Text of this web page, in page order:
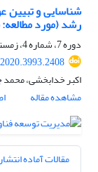
شناسایی و تبیین
رشد (مورد
دوره 7، شماره 4، زمستان 1398، صفحه
اکبر خدابخشی،
مشاهده مقاله
مقالات آماده